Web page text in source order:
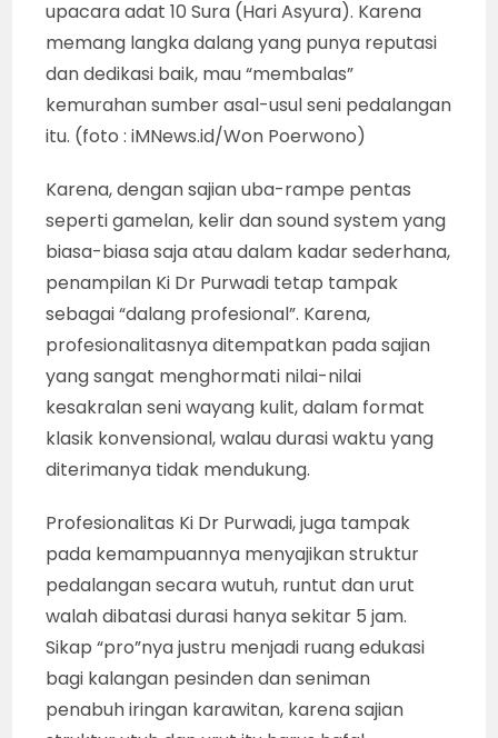
SEDIKIT DALANG : Hanya sedikit nama dalang
yang pernah diundang menggelar wayang
kulit klasik khas kraton, saat berlangsung
upacara adat 10 Sura (Hari Asyura). Karena
memang langka dalang yang punya reputasi
dan dedikasi baik, mau “membalas”
kemurahan sumber asal-usul seni pedalangan
itu. (foto : iMNews.id/Won Poerwono)
Karena, dengan sajian uba-rampe pentas
seperti gamelan, kelir dan sound system yang
biasa-biasa saja atau dalam kadar sederhana,
penampilan Ki Dr Purwadi tetap tampak
sebagai “dalang profesional”. Karena,
profesionalitasnya ditempatkan pada sajian
yang sangat menghormati nilai-nilai